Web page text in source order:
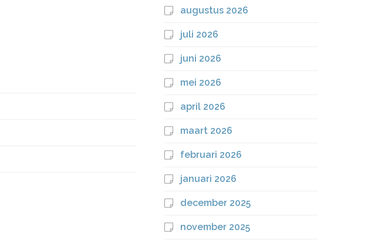
augustus 2026
juli 2026
juni 2026
mei 2026
april 2026
maart 2026
februari 2026
januari 2026
december 2025
november 2025